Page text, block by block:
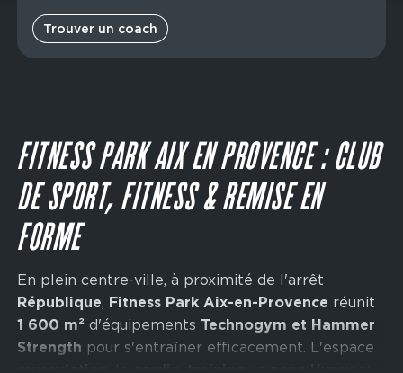
navigation
CTA
06:00 - 23:00
Dimanche 06:00 - 23:00
Vendredi
Samedi
Dimanche 10:00 - 16:00
Trouver un coach
FITNESS PARK AIX EN PROVENCE : CLUB
DE SPORT, FITNESS & REMISE EN
FORME
En plein centre-ville, à proximité de l'arrêt
République, Fitness Park Aix-en-Provence réunit
1 600 m² d'équipements Technogym et Hammer
Strength pour s'entraîner efficacement. L'espace